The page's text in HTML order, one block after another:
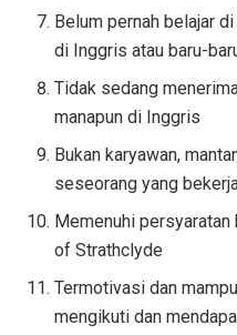
Belum pernah belajar
di Inggris atau baru-
Tidak sedang
manapun di Inggris
Bukan karyawan,
seseorang yang
Memenuhi
of Strathclyde
Termotivasi dan
mengikuti dan